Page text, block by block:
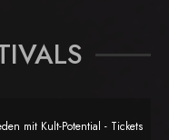
mit Kult-Potential - Tickets